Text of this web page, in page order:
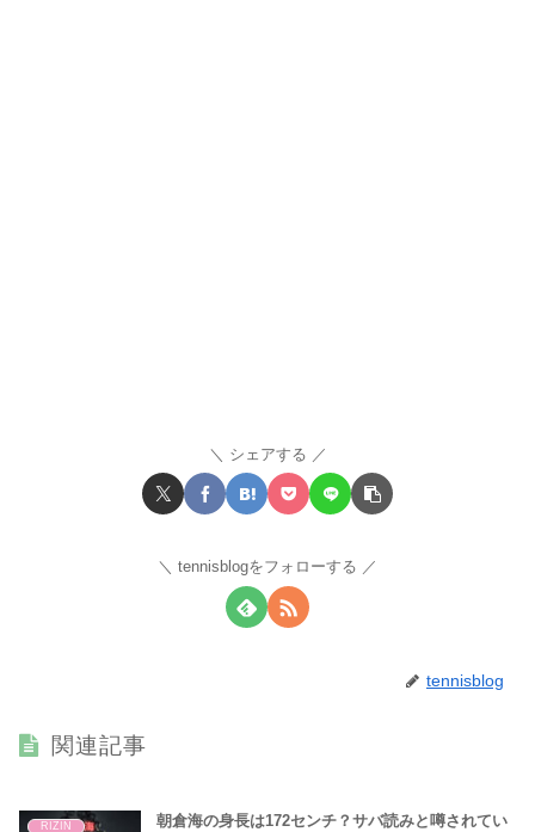
シェアする
tennisblogをフォローする
tennisblog
関連記事
RIZIN
朝倉海の身長は172センチ？サバ読みと噂されてい